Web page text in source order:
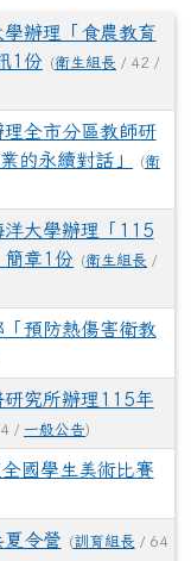
辦理「食農教育
1份
(衛生組長 / 42 /
全市分區教師研
的永續對話」
(衛
大學辦理「115
簡章1份
(衛生組長 /
預防熱傷害衛教
研究所辦理115年
/ 一般公告)
國學生美術比賽
令營 (訓育組長 / 64